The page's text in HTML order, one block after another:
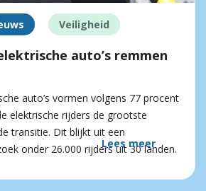
Veiligheid
auto’s remmen
auto’s vormen volgens 77 procent
elektrische rijders de grootste
transitie. Dit blijkt uit een
onder 26.000 rijders uit 30 landen.
Lees meer